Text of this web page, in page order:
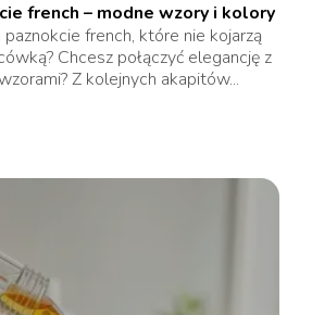
french – modne wzory i kolory
paznokcie french, które nie kojarzą
Chcesz połączyć elegancję z
Z kolejnych akapitów...